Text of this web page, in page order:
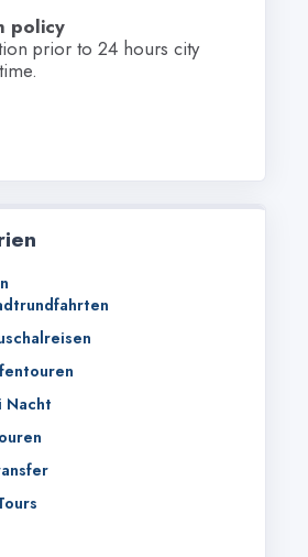
policy
prior to 24 hours city
Nacht